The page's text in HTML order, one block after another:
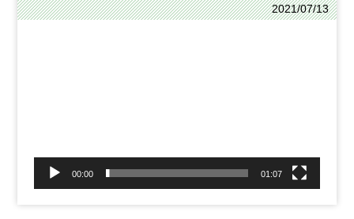
2021/07/13
00:00 01:07